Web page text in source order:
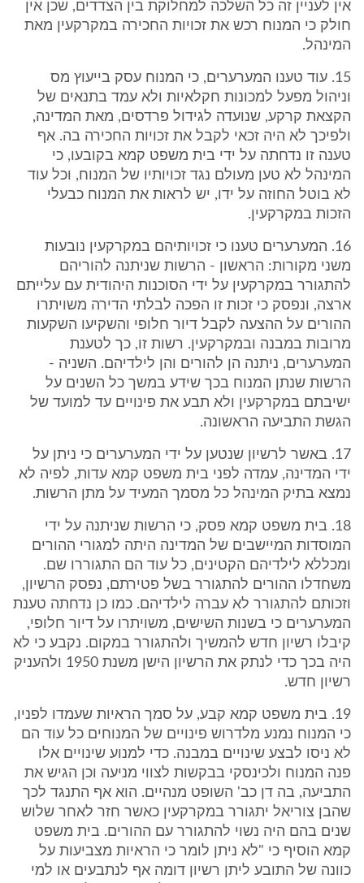
אין לעניין זה כל השלכה למחלוקת בין הצדדים, שכן אין
חולק כי המנוח רכש את זכויות החכירה במקרקעין מאת
המינהל.
15. עוד טענו המערערים, כי המנוח עסק בייעוץ מס
וניהול מפעל למכונות חקלאיות ולא עמד בתנאים של
הקצאת קרקע, שנועדה לגידול פרדסים, מאת המדינה,
ולפיכך לא היה זכאי לקבל את זכויות החכירה בה. אף
טענה זו נדחתה על ידי בית משפט קמא בקובעו, כי
המינהל לא טען מעולם נגד זכויותיו של המנוח, וכל עוד
לא בוטל החוזה על ידו, יש לראות את המנוח כבעלי
הזכות במקרקעין.
16. המערערים טענו כי זכויותיהם במקרקעין נובעות
משני מקורות: הראשון - הרשות שניתנה להוריהם
להתגורר במקרקעין על ידי הסוכנות היהודית עם עלייתם
ארצה, ונפסק כי זכות זו הפכה לבלתי הדירה משויתרו
ההורים על ההצעה לקבל דיור חלופי והשקיעו השקעות
מרובות במבנה ובמקרקעין. רשות זו, כך לטענת
המערערים, ניתנה הן להורים והן לילדיהם. השניה -
הרשות שנתן המנוח בכך שידע במשך כל השנים על
ישיבתם במקרקעין ולא תבע את פינויים עד למועד של
הגשת התביעה הראשונה.
17. באשר לרשיון שנטען על ידי המערערים כי ניתן על
ידי המדינה, עמדה לפני בית משפט קמא עדות, לפיה לא
נמצא בתיק המינהל כל מסמך המעיד על מתן הרשות.
18. בית משפט קמא פסק, כי הרשות שניתנה על ידי
המוסדות המיישבים של המדינה היתה למגורי ההורים
ומכללא לילדיהם הקטינים, כל עוד הם התגוררו שם.
משחדלו ההורים להתגורר בשל פטירתם, נפסק הרשיון,
וזכותם להתגורר לא עברה לילדיהם. כמו כן נדחתה טענת
המערערים כי בשנות השישים, משויתרו על דיור חלופי,
קיבלו רשיון חדש להמשיך ולהתגורר במקום. נקבע כי לא
היה בכך כדי לנתק את הרשיון הישן משנת 1950 ולהעניק
רשיון חדש.
19. בית משפט קמא קבע, על סמך הראיות שעמדו לפניו,
כי המנוח נמנע מלדרוש פינויים של המנוחים כל עוד הם
לא ניסו לבצע שינויים במבנה. כדי למנוע שינויים אלו
פנה המנוח ולכינסקי בבקשות לצווי מניעה וכן הגיש את
התביעה, בה דן כב' השופט מנהיים. הוא אף התנגד לכך
שהבן צוריאל יתגורר במקרקעין כאשר חזר לאחר שלוש
שנים בהם היה נשוי להתגורר עם ההורים. בית משפט
קמא הוסיף כי "לא ניתן לומר כי הראיות מצביעות על
כוונה של התובע ליתן רשיון דומה אף לנתבעים או למי